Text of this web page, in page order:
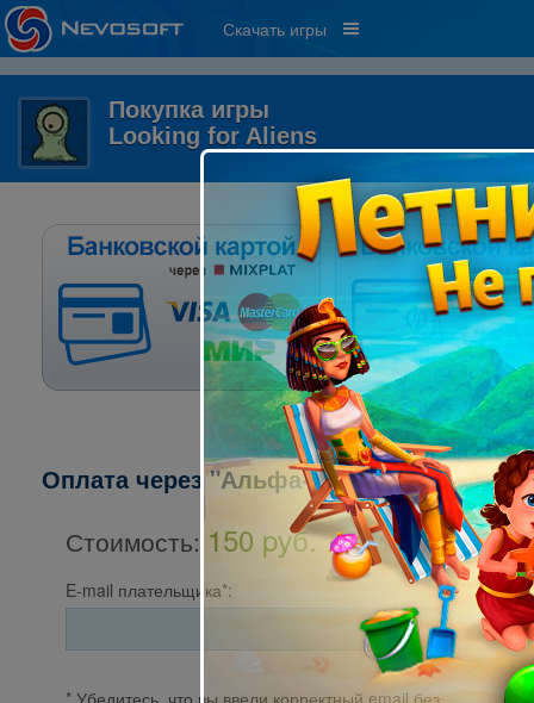
Скачать игры
Покупка игры
Looking for Aliens
Оплата через "Альфа-клик":
Стоимость: 150 pуб.
E-mail плательщика*:
* Убедитесь, что вы ввели корректный email без